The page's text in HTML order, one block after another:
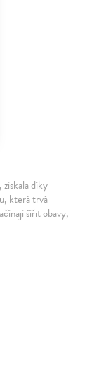
díky
která trvá
šířit obavy,